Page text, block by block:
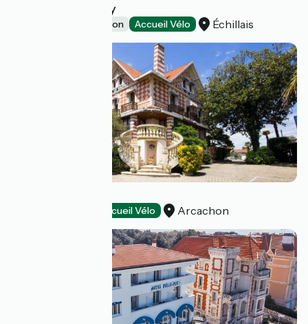
Le Moulin de Pillay
Group accommodation Accueil Vélo Échillais
Accueil Vélo Arcachon